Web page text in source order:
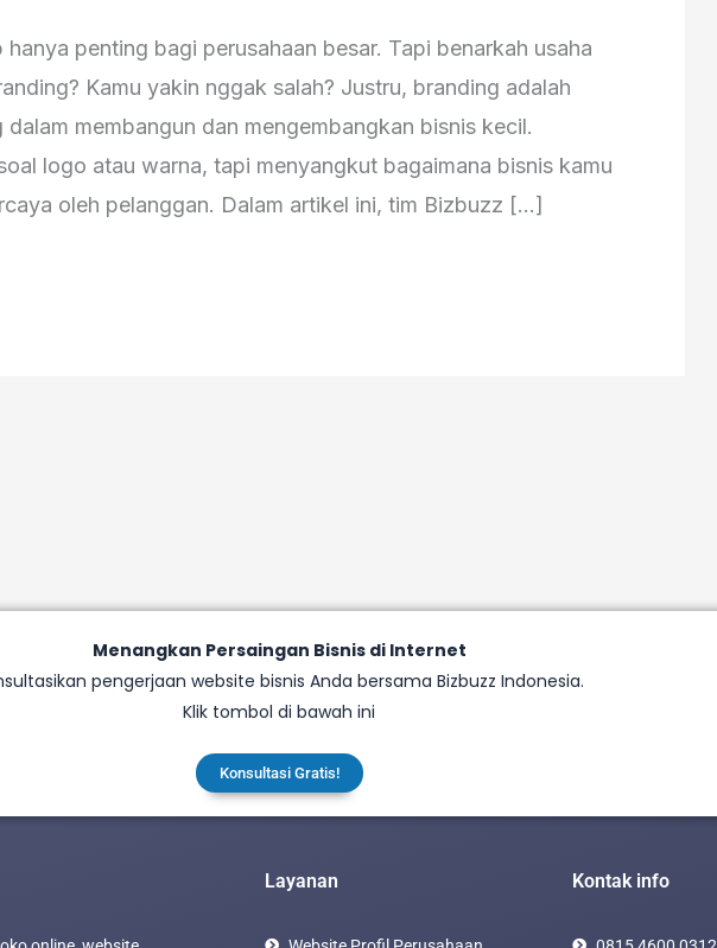
penting bagi perusahaan besar. Tapi benarkah usaha
Kamu yakin nggak salah? Justru, branding adalah
membangun dan mengembangkan bisnis kecil.
logo atau warna, tapi menyangkut bagaimana bisnis kamu
oleh pelanggan. Dalam artikel ini, tim Bizbuzz […]
Menangkan Persaingan Bisnis di Internet
pengerjaan website bisnis Anda bersama Bizbuzz Indonesia.
Klik tombol di bawah ini
Konsultasi Gratis!
Layanan Kontak info